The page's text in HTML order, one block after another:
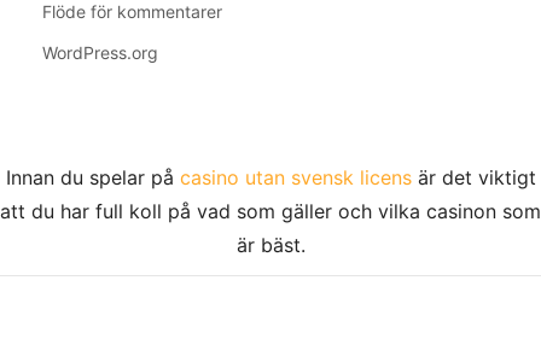
Flöde för kommentarer
WordPress.org
Innan du spelar på casino utan svensk licensär det viktigt
att du har full koll på vad som gäller och vilka casinon som
är bäst.